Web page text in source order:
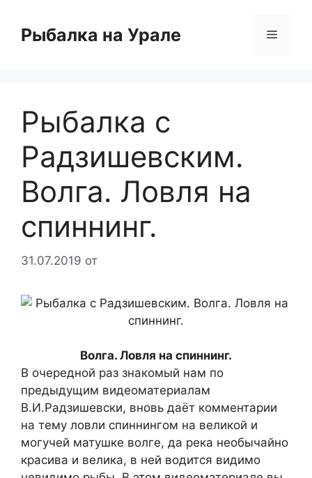
содержимому
Рыбалка на Урале Меню
Рыбалка с
Радзишевским.
Волга. Ловля на
спиннинг.
31.07.2019 от
Волга. Ловля на спиннинг.
В очередной раз знакомый нам по
предыдущим видеоматериалам
В.И.Радзишевски, вновь даёт комментарии
на тему ловли спиннингом на великой и
могучей матушке волге, да река необычайно
красива и велика, в ней водится видимо